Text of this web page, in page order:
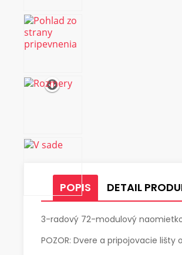
POPIS DETAIL
3-radový 72-modulový
POZOR: Dvere a pripojovacie